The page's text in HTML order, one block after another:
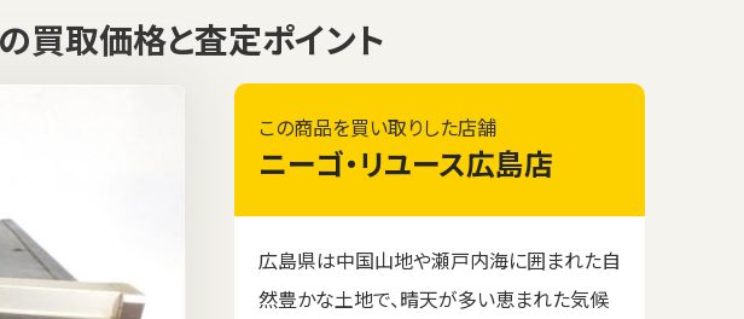
買取価格と査定ポイント
この商品を買い取りした店舗
ニーゴ・リユース広島店
広島県は中国山地や瀬戸内海に囲まれた自
然豊かな土地で、晴天が多い恵まれた気候